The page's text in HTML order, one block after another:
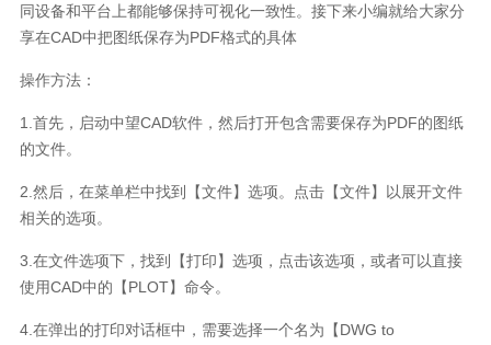
同设备和平台上都能够保持可视化一致性。接下来小编就给大家分
享在CAD中把图纸保存为PDF格式的具体
操作方法：
1. 首先，启动中望CAD软件，然后打开包含需要保存为PDF的图纸
的文件。
2. 然后，在菜单栏中找到【文件】选项。点击【文件】以展开文件
相关的选项。
3. 在文件选项下，找到【打印】选项，点击该选项，或者可以直接
使用CAD中的【PLOT】命令。
4. 在弹出的打印对话框中，需要选择一个名为【DWG to